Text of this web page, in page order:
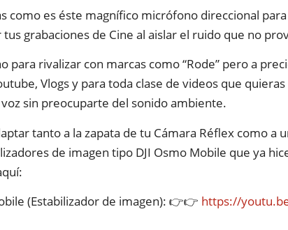
como es éste magnífico micrófono direccional
tus grabaciones de Cine al aislar el ruido que no
para rivalizar con marcas como “Rode” pero a
Vlogs y para toda clase de videos que
sin preocuparte del sonido ambiente.
tanto a la zapata de tu Cámara Réflex como
de imagen tipo DJI Osmo Mobile que ya
(Estabilizador de imagen): 👉👉 https://